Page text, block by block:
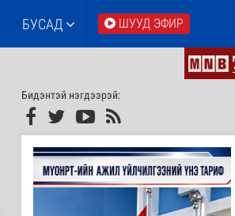
БУСАД ШУУД ЭФИР
Бидэнтэй нэгдээрэй: